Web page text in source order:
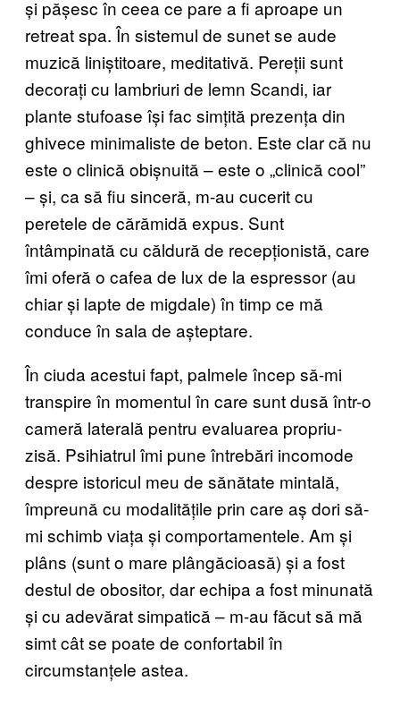
și pășesc în ceea ce pare a fi aproape un
retreat spa. În sistemul de sunet se aude
muzică liniștitoare, meditativă. Pereții sunt
decorați cu lambriuri de lemn Scandi, iar
plante stufoase își fac simțită prezența din
ghivece minimaliste de beton. Este clar că nu
este o clinică obișnuită – este o „clinică cool”
– și, ca să fiu sinceră, m-au cucerit cu
peretele de cărămidă expus. Sunt
întâmpinată cu căldură de recepționistă, care
îmi oferă o cafea de lux de la espressor (au
chiar și lapte de migdale) în timp ce mă
conduce în sala de așteptare.
În ciuda acestui fapt, palmele încep să-mi
transpire în momentul în care sunt dusă într-o
cameră laterală pentru evaluarea propriu-
zisă. Psihiatrul îmi pune întrebări incomode
despre istoricul meu de sănătate mintală,
împreună cu modalitățile prin care aș dori să-
mi schimb viața și comportamentele. Am și
plâns (sunt o mare plângăcioasă) și a fost
destul de obositor, dar echipa a fost minunată
și cu adevărat simpatică – m-au făcut să mă
simt cât se poate de confortabil în
circumstanțele astea.